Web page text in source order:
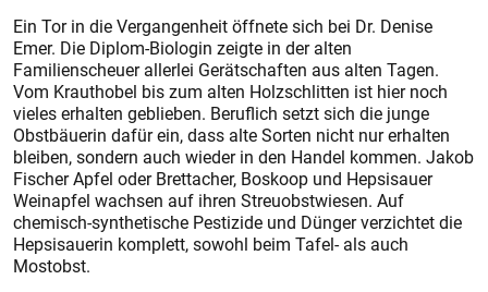
Ein Tor in die Vergangenheit öffnete sich bei Dr. Denise
Emer. Die Diplom-Biologin zeigte in der alten
Familienscheuer allerlei Gerätschaften aus alten Tagen.
Vom Krauthobel bis zum alten Holzschlitten ist hier noch
vieles erhalten geblieben. Beruflich setzt sich die junge
Obstbäuerin dafür ein, dass alte Sorten nicht nur erhalten
bleiben, sondern auch wieder in den Handel kommen. Jakob
Fischer Apfel oder Brettacher, Boskoop und Hepsisauer
Weinapfel wachsen auf ihren Streuobstwiesen. Auf
chemisch-synthetische Pestizide und Dünger verzichtet die
Hepsisauerin komplett, sowohl beim Tafel- als auch
Mostobst.